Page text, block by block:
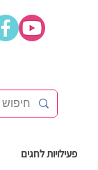
פעילויות לחגים